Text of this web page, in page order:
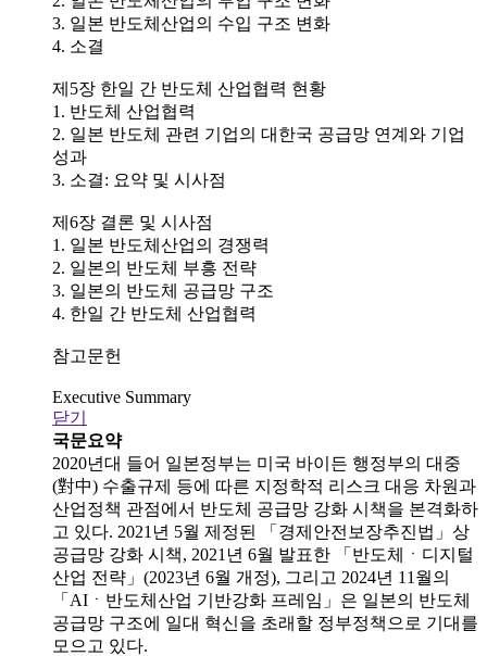
3. 일본 반도체산업의 수입 구조 변화
4. 소결
제5장 한일 간 반도체 산업협력 현황
1. 반도체 산업협력
2. 일본 반도체 관련 기업의 대한국 공급망 연계와 기업
성과
3. 소결: 요약 및 시사점
제6장 결론 및 시사점
1. 일본 반도체산업의 경쟁력
2. 일본의 반도체 부흥 전략
3. 일본의 반도체 공급망 구조
4. 한일 간 반도체 산업협력
참고문헌
Executive Summary
닫기
국문요약
2020년대 들어 일본정부는 미국 바이든 행정부의 대중
(對中) 수출규제 등에 따른 지정학적 리스크 대응 차원과
산업정책 관점에서 반도체 공급망 강화 시책을 본격화하
고 있다. 2021년 5월 제정된 「경제안전보장추진법」상
공급망 강화 시책, 2021년 6월 발표한 「반도체ㆍ디지털
산업 전략」(2023년 6월 개정), 그리고 2024년 11월의
「AIㆍ반도체산업 기반강화 프레임」은 일본의 반도체
공급망 구조에 일대 혁신을 초래할 정부정책으로 기대를
모으고 있다.